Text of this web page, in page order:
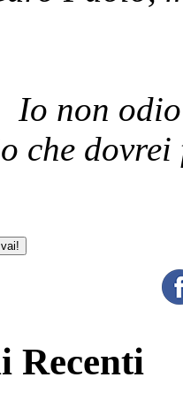
Io non
che
Recenti